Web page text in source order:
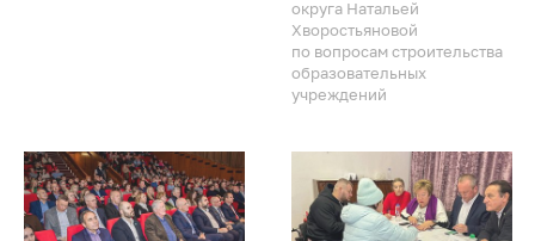
округа Натальей
Хворостьяновой
по вопросам строительства
образовательных
учреждений